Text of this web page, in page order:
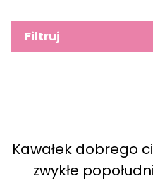
Filtruj
Kawałek dobrego
zwykłe